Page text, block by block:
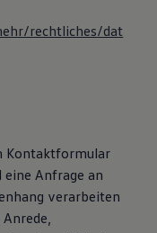
rechtliches/dat
Kontaktformular
Anfrage an
verarbeiten